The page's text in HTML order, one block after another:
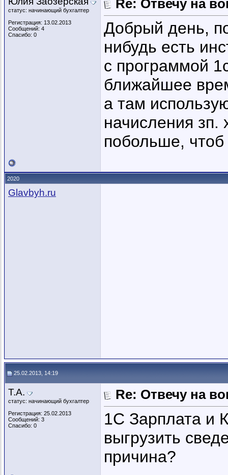
статус: начинающий бухгалтер
Регистрация: 13.02.2013
Сообщений: 4
Спасибо: 0
Re: Отвечу на
Добрый день,
нибудь есть
с программой
ближайшее
а там
начисления зп.
побольше,
2020
Glavbyh.ru
25.02.2013, 14:19
Т.А.
статус: начинающий бухгалтер
Регистрация: 25.02.2013
Сообщений: 3
Спасибо: 0
Re: Отвечу на
1C Зарплата и
выгрузить
причина?